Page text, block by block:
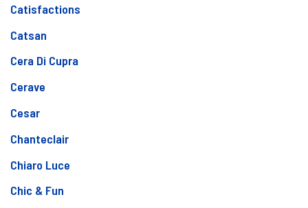
Catisfactions
Catsan
Cera Di Cupra
Cerave
Cesar
Chanteclair
Chiaro Luce
Chic & Fun